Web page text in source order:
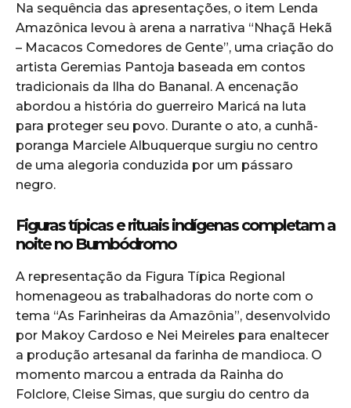
Na sequência das apresentações, o item Lenda
Amazônica levou à arena a narrativa “Nhaçã Hekã
– Macacos Comedores de Gente”, uma criação do
artista Geremias Pantoja baseada em contos
tradicionais da Ilha do Bananal. A encenação
abordou a história do guerreiro Maricá na luta
para proteger seu povo. Durante o ato, a cunhã-
poranga Marciele Albuquerque surgiu no centro
de uma alegoria conduzida por um pássaro
negro.
Figuras típicas e rituais indígenas completam a
noite no Bumbódromo
A representação da Figura Típica Regional
homenageou as trabalhadoras do norte com o
tema “As Farinheiras da Amazônia”, desenvolvido
por Makoy Cardoso e Nei Meireles para enaltecer
a produção artesanal da farinha de mandioca. O
momento marcou a entrada da Rainha do
Folclore, Cleise Simas, que surgiu do centro da